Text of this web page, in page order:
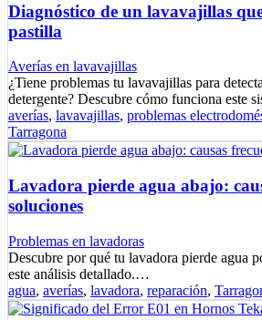
Diagnóstico de un lavavajillas
pastilla
Averías en lavavajillas
¿Tiene problemas tu lavavajillas para
detergente? Descubre cómo funciona este
averías, lavavajillas, problemas
Tarragona
Lavadora pierde agua abajo:
soluciones
Problemas en lavadoras
Descubre por qué tu lavadora pierde agua
este análisis detallado.…
agua, averías, lavadora, reparación,